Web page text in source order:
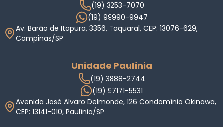
(19) 3253-7070
(19) 99990-9947
Av. Barão de Itapura, 3356, Taquaral, CEP: 13076-629,
Campinas/SP
Unidade Paulínia
(19) 3888-2744
(19) 97171-5531
Avenida José Alvaro Delmonde, 126 Condomínio Okinawa,
CEP: 13141-010, Paulínia/SP